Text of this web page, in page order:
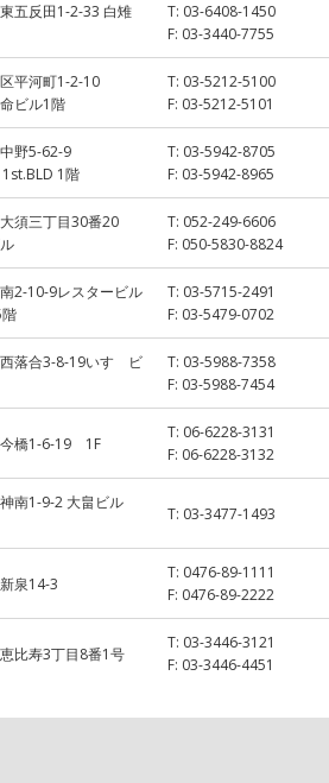
五反田1-2-33 白雉
T: 03-6408-1450
F: 03-3440-7755
平河町1-2-10
ビル1階
T: 03-5212-5100
F: 03-5212-5101
野5-62-9
1階
T: 03-5942-8705
F: 03-5942-8965
須三丁目30番20
T: 052-249-6606
F: 050-5830-8824
2-10-9レスタービル
T: 03-5715-2491
F: 03-5479-0702
落合3-8-19いすゞビ
T: 03-5988-7358
F: 03-5988-7454
今橋1-6-19 1F
T: 06-6228-3131
F: 06-6228-3132
南1-9-2 大畠ビル
T: 03-3477-1493
泉14-3
T: 0476-89-1111
F: 0476-89-2222
比寿3丁目8番1号
T: 03-3446-3121
F: 03-3446-4451